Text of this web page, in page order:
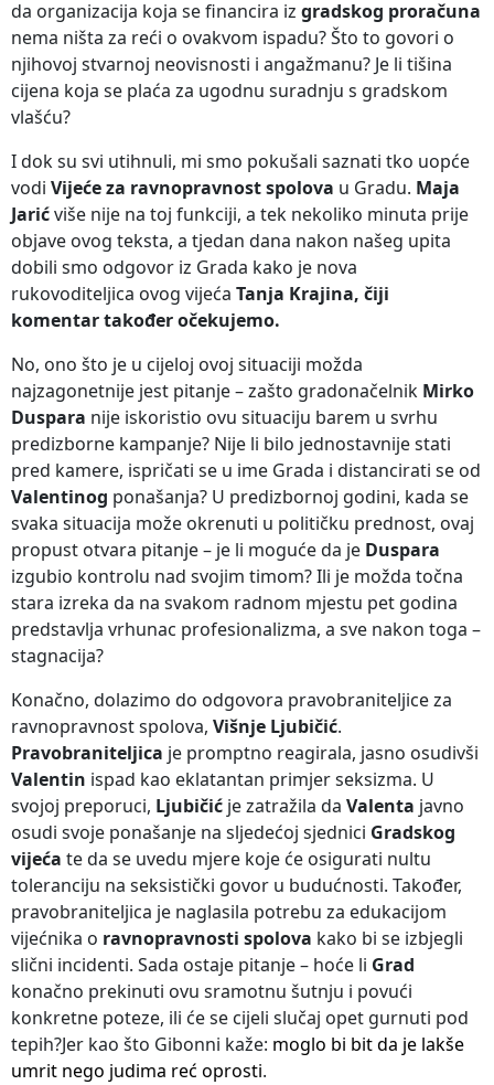
da organizacija koja se financira iz gradskog proračuna
nema ništa za reći o ovakvom ispadu? Što to govori o
njihovoj stvarnoj neovisnosti i angažmanu? Je li tišina
cijena koja se plaća za ugodnu suradnju s gradskom
vlašću?
I dok su svi utihnuli, mi smo pokušali saznati tko uopće
vodi Vijeće za ravnopravnost spolova u Gradu. Maja
Jarićviše nije na toj funkciji, a tek nekoliko minuta prije
objave ovog teksta, a tjedan dana nakon našeg upita
dobili smo odgovor iz Grada kako je nova
rukovoditeljica ovog vijeća Tanja Krajina, čiji
komentar također očekujemo.
No, ono što je u cijeloj ovoj situaciji možda
najzagonetnije jest pitanje – zašto gradonačelnik Mirko
Duspara nije iskoristio ovu situaciju barem u svrhu
predizborne kampanje? Nije li bilo jednostavnije stati
pred kamere, ispričati se u ime Grada i distancirati se od
Valentinog ponašanja? U predizbornoj godini, kada se
svaka situacija može okrenuti u političku prednost, ovaj
propust otvara pitanje – je li moguće da je Duspara
izgubio kontrolu nad svojim timom? Ili je možda točna
stara izreka da na svakom radnom mjestu pet godina
predstavlja vrhunac profesionalizma, a sve nakon toga –
stagnacija?
Konačno, dolazimo do odgovora pravobraniteljice za
ravnopravnost spolova, Višnje Ljubičić.
Pravobraniteljica je promptno reagirala, jasno osudivši
Valentin ispad kao eklatantan primjer seksizma. U
svojoj preporuci, Ljubičić je zatražila da Valenta javno
osudi svoje ponašanje na sljedećoj sjednici Gradskog
vijeća te da se uvedu mjere koje će osigurati nultu
toleranciju na seksistički govor u budućnosti. Također,
pravobraniteljica je naglasila potrebu za edukacijom
vijećnika o ravnopravnosti spolova kako bi se izbjegli
slični incidenti. Sada ostaje pitanje – hoće li Grad
konačno prekinuti ovu sramotnu šutnju i povući
konkretne poteze, ili će se cijeli slučaj opet gurnuti pod
tepih?Jer kao što Gibonni kaže: moglo bi bit da je lakše
umrit nego judima reć oprosti.